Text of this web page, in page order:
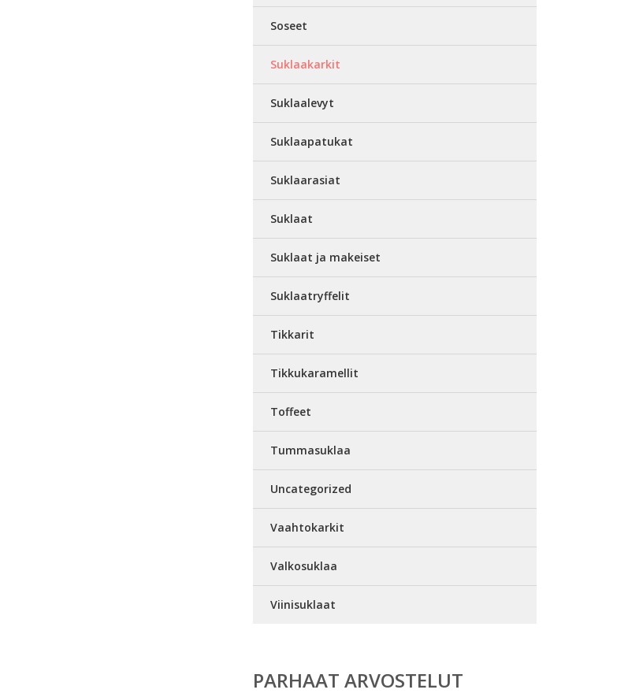
Soseet
Suklaakarkit
Suklaalevyt
Suklaapatukat
Suklaarasiat
Suklaat
Suklaat ja makeiset
Suklaatryffelit
Tikkarit
Tikkukaramellit
Toffeet
Tummasuklaa
Uncategorized
Vaahtokarkit
Valkosuklaa
Viinisuklaat
PARHAAT ARVOSTELUT